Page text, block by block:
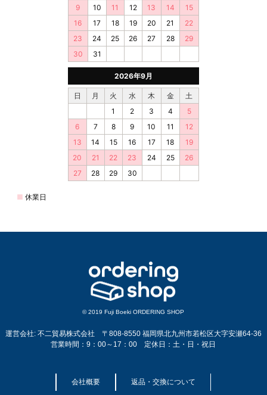
© 2019 Fuji Boeki ORDERING SHOP
運営会社: 不二貿易株式会社 〒808-8550 福岡県北九州市若松区大字安瀬64-36
営業時間：9：00～17：00 定休日：土・日・祝日
会社概要 返品・交換について